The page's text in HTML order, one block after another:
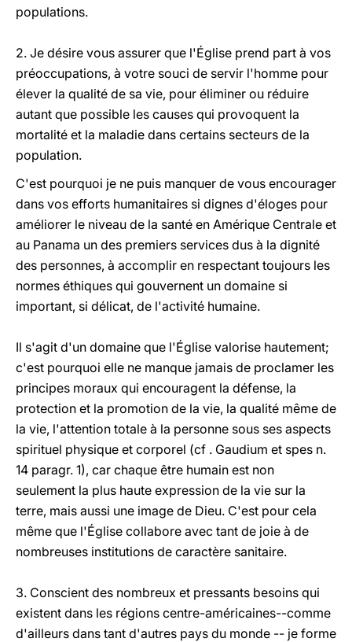
populations.
2. Je désire vous assurer que l'Église prend part à vos
préoccupations, à votre souci de servir l'homme pour
élever la qualité de sa vie, pour éliminer ou réduire
autant que possible les causes qui provoquent la
mortalité et la maladie dans certains secteurs de la
population.
C'est pourquoi je ne puis manquer de vous encourager
dans vos efforts humanitaires si dignes d'éloges pour
améliorer le niveau de la santé en Amérique Centrale et
au Panama un des premiers services dus à la dignité
des personnes, à accomplir en respectant toujours les
normes éthiques qui gouvernent un domaine si
important, si délicat, de l'activité humaine.
Il s'agit d'un domaine que l'Église valorise hautement;
c'est pourquoi elle ne manque jamais de proclamer les
principes moraux qui encouragent la défense, la
protection et la promotion de la vie, la qualité même de
la vie, l'attention totale à la personne sous ses aspects
spirituel physique et corporel (cf . Gaudium et spes n.
14 paragr. 1), car chaque être humain est non
seulement la plus haute expression de la vie sur la
terre, mais aussi une image de Dieu. C'est pour cela
même que l'Église collabore avec tant de joie à de
nombreuses institutions de caractère sanitaire.
3. Conscient des nombreux et pressants besoins qui
existent dans les régions centre-américaines--comme
d'ailleurs dans tant d'autres pays du monde -- je forme